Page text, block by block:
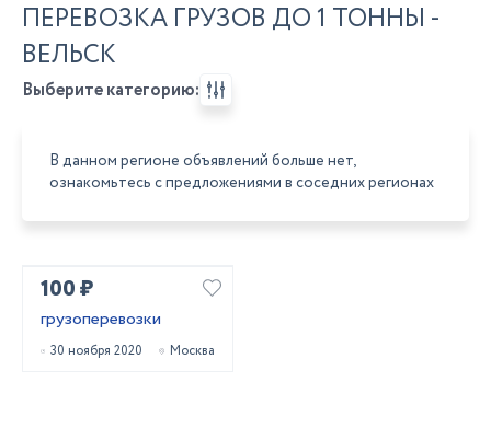
ПЕРЕВОЗКА ГРУЗОВ ДО 1 ТОННЫ -
ВЕЛЬСК
Выберите категорию:
В данном регионе объявлений больше нет,
ознакомьтесь с предложениями в соседних регионах
100 ₽
грузоперевозки
30 ноября 2020 Москва